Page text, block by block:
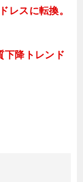
レスに転換。
下降トレンド